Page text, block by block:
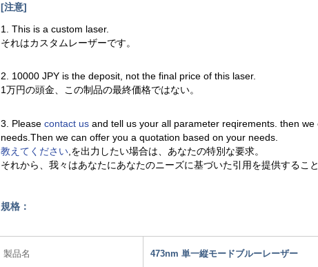
[注意]
1. This is a custom laser.
それはカスタムレーザーです。
2. 10000 JPY is the deposit, not the final price of this laser.
1万円の頭金、この制品の最終価格ではない。
3. Pleasecontact usand tell us your all parameter reqirements. then
needs.Then we can offer you a quotation based on your needs.
教えてください ,を出力したい場合は、あなたの特別な要求。
それから、我々はあなたにあなたのニーズに基づいた引用を提供するこ
規格：
製品名 473nm 単一縦モードブルーレーザー